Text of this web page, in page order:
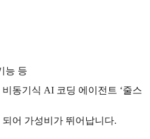
능 등
동기식 AI 코딩 에이전트 ‘줄스
되어 가성비가 뛰어납니다.